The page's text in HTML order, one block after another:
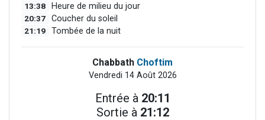
13:38 Heure de milieu du jour
20:37 Coucher du soleil
21:19 Tombée de la nuit
Chabbath Choftim
Vendredi 14 Août 2026
Entrée à 20:11
Sortie à 21:12